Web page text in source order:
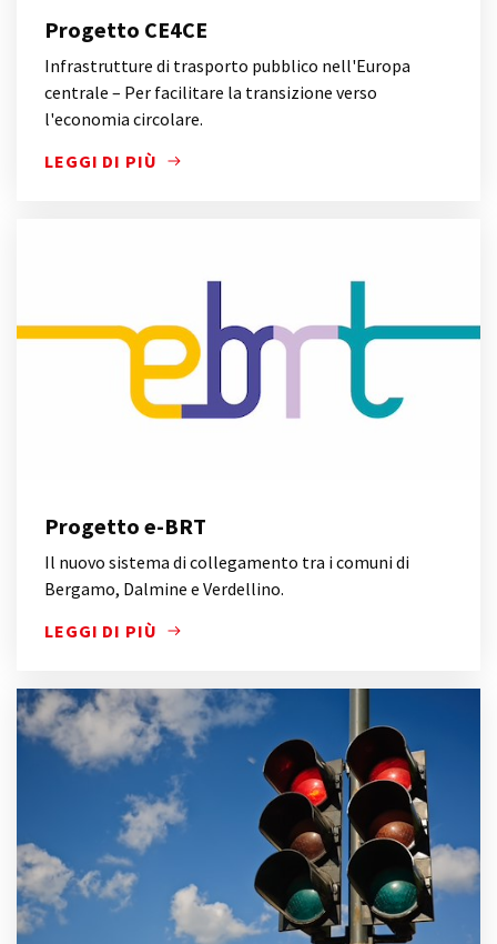
Progetto CE4CE
Infrastrutture di trasporto pubblico nell'Europa
centrale – Per facilitare la transizione verso
l'economia circolare.
LEGGI DI PIÙ
INFRASTRUTTURE DI TRASPORTO PUBBLICO
Progetto e-BRT
Il nuovo sistema di collegamento tra i comuni di
Bergamo, Dalmine e Verdellino.
LEGGI DI PIÙ
IL NUOVO SISTEMA DI COLLEGAMENTO TRA I